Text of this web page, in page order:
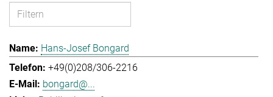
Hans-Josef Bongard
+49(0)208/306-2216
bongard@...